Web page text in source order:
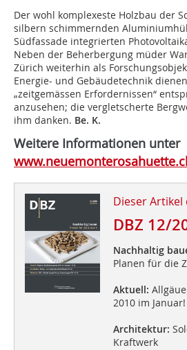
Der wohl komplexeste Holzbau der
silbern schimmernden
Südfassade integrierten
Neben der Beherbergung müder
Zürich weiterhin als
Energie- und Gebäudetechnik
„zeitgemässen Erfordernissen“
anzusehen; die vergletscherte
ihm danken. Be. K.
Weitere Informationen unter
Dieser Artikel
DBZ 12/
Nachhaltig
Planen für die
Aktuell:
2010 im Januar!
Architektur:
Kraftwerk